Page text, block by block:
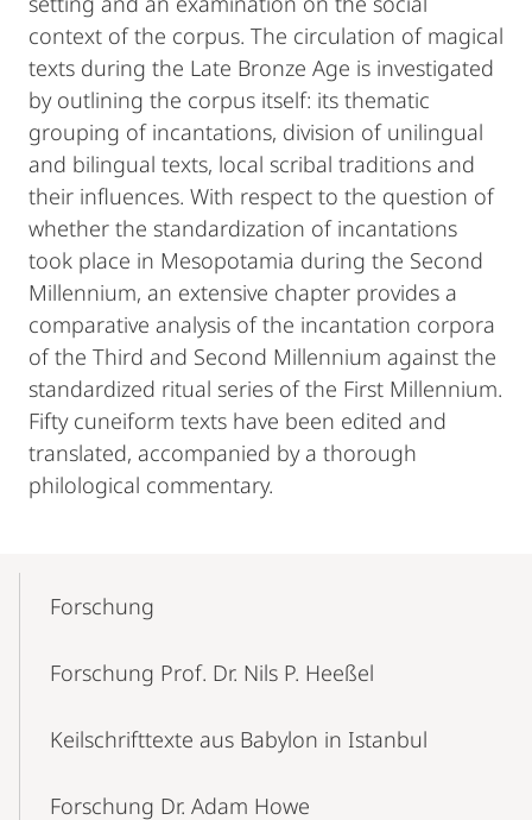
context of the corpus. The circulation of magical
texts during the Late Bronze Age is investigated
by outlining the corpus itself: its thematic
grouping of incantations, division of unilingual
and bilingual texts, local scribal traditions and
their influences. With respect to the question of
whether the standardization of incantations
took place in Mesopotamia during the Second
Millennium, an extensive chapter provides a
comparative analysis of the incantation corpora
of the Third and Second Millennium against the
standardized ritual series of the First Millennium.
Fifty cuneiform texts have been edited and
translated, accompanied by a thorough
philological commentary.
NavigationForschung
Forschung Prof. Dr. Nils P. Heeßel
Keilschrifttexte aus Babylon in Istanbul
Forschung Dr. Adam Howe